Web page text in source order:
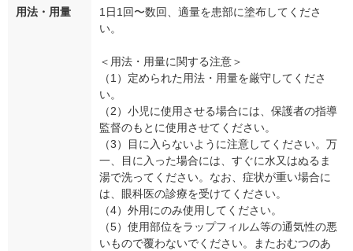
用法・用量
1日1回〜数回、適量を患部に塗布してくださ
い。
＜用法・用量に関する注意＞
（1）定められた用法・用量を厳守してくださ
い。
（2）小児に使用させる場合には、保護者の指導
監督のもとに使用させてください。
（3）目に入らないように注意してください。万
一、目に入った場合には、すぐに水又はぬるま
湯で洗ってください。なお、症状が重い場合に
は、眼科医の診療を受けてください。
（4）外用にのみ使用してください。
（5）使用部位をラップフィルム等の通気性の悪
いもので覆わないでください。またおむつのあ